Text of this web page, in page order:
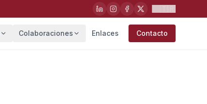
Colaboraciones Enlaces Contacto